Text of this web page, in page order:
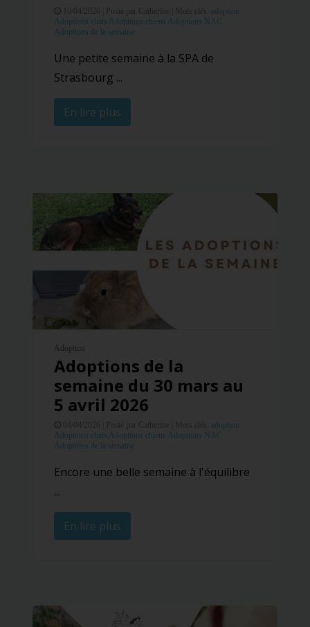
Posté par Catherine | Mots clés: adoption
Adoptions chats Adoptions chiens Adoptions NAC
Adoptions de la semaine
Une petite semaine à la SPA de
Strasbourg ...
En lire plus
Adoption
Adoptions de la
semaine du 30 mars au
5 avril 2026
Posté par Catherine |
adoption
Adoptions chats Adoptions chiens Adoptions NAC
Adoptions de la semaine
Encore une belle semaine à l'équilibre
...
En lire plus